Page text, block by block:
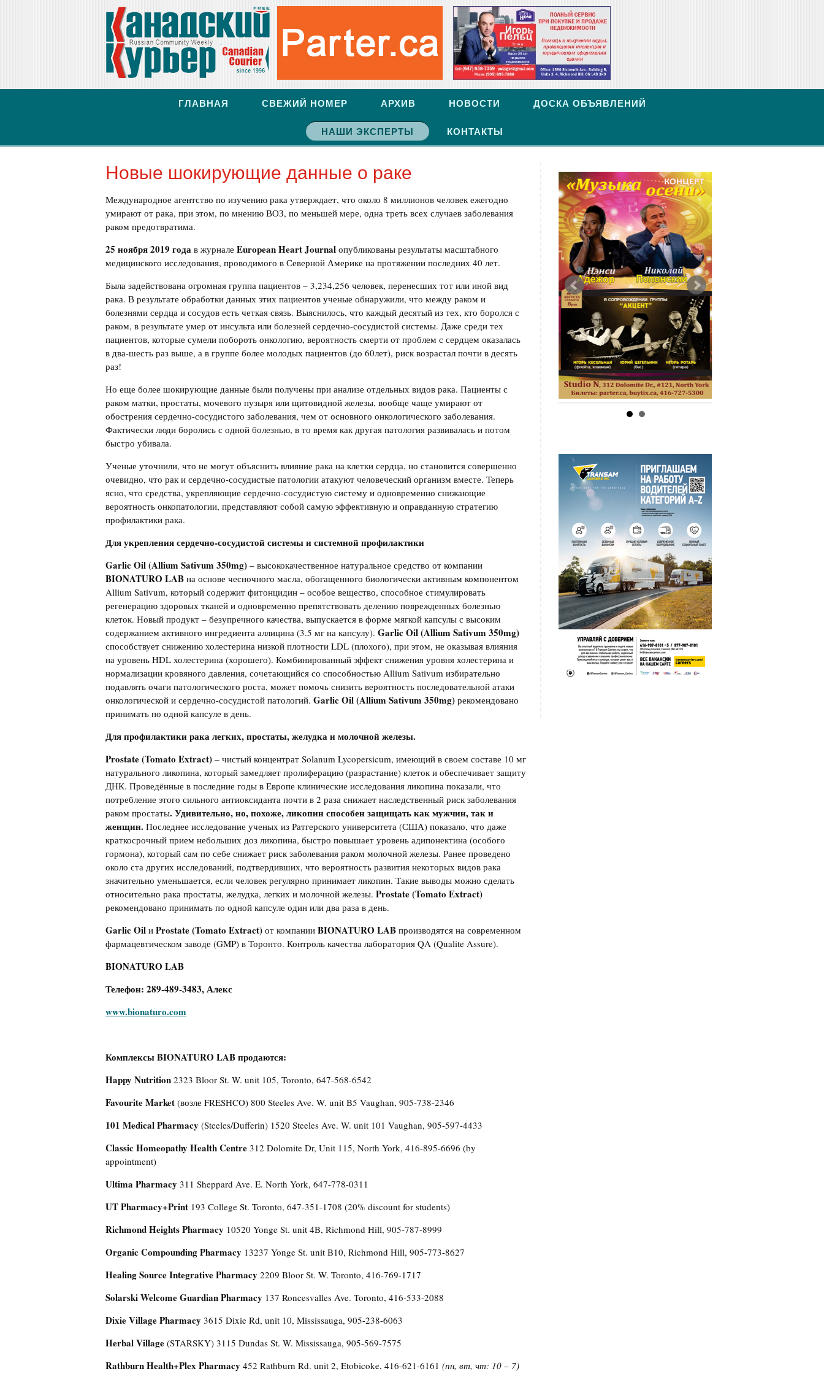
ГЛАВНАЯ СВЕЖИЙ НОМЕР АРХИВ НОВОСТИ ДОСКА ОБЪЯВЛЕНИЙ
НАШИ ЭКСПЕРТЫ КОНТАКТЫ
Новые шокирующие данные о раке
Международное агентство по изучению рака утверждает, что около 8 миллионов человек ежегодно
умирают от рака, при этом, по мнению ВОЗ, по меньшей мере, одна треть всех случаев заболевания
раком предотвратима.
25 ноября 2019 года в журнале European Heart Journal опубликованы результаты масштабного
медицинского исследования, проводимого в Северной Америке на протяжении последних 40 лет.
Была задействована огромная группа пациентов – 3,234,256 человек, перенесших тот или иной вид
рака. В результате обработки данных этих пациентов ученые обнаружили, что между раком и
болезнями сердца и сосудов есть четкая связь. Выяснилось, что каждый десятый из тех, кто боролся с
раком, в результате умер от инсульта или болезней сердечно-сосудистой системы. Даже среди тех
пациентов, которые сумели побороть онкологию, вероятность смерти от проблем с сердцем оказалась
в два-шесть раз выше, а в группе более молодых пациентов (до 60лет), риск возрастал почти в десять
раз!
Но еще более шокирующие данные были получены при анализе отдельных видов рака. Пациенты с
раком матки, простаты, мочевого пузыря или щитовидной железы, вообще чаще умирают от
обострения сердечно-сосудистого заболевания, чем от основного онкологического заболевания.
Фактически люди боролись с одной болезнью, в то время как другая патология развивалась и потом
быстро убивала.
Ученые уточнили, что не могут объяснить влияние рака на клетки сердца, но становится совершенно
очевидно, что рак и сердечно-сосудистые патологии атакуют человеческий организм вместе. Теперь
ясно, что средства, укрепляющие сердечно-сосудистую систему и одновременно снижающие
вероятность онкопатологии, представляют собой самую эффективную и оправданную стратегию
профилактики рака.
Для укрепления сердечно-сосудистой системы и системной профилактики
Garlic Oil (Allium Sativum 350mg) – высококачественное натуральное средство от компании
BIONATURO LAB на основе чесночного масла, обогащенного биологически активным компонентом
Allium Sativum, который содержит фитонцидин – особое вещество, способное стимулировать
регенерацию здоровых тканей и одновременно препятствовать делению поврежденных болезнью
клеток. Новый продукт – безупречного качества, выпускается в форме мягкой капсулы с высоким
содержанием активного ингредиента аллицина (3.5 мг на капсулу). Garlic Oil (Allium Sativum 350mg)
способствует снижению холестерина низкой плотности LDL (плохого), при этом, не оказывая влияния
на уровень HDL холестерина (хорошего). Комбинированный эффект снижения уровня холестерина и
нормализации кровяного давления, сочетающийся со способностью Allium Sativum избирательно
подавлять очаги патологического роста, может помочь снизить вероятность последовательной атаки
онкологической и сердечно-сосудистой патологий. Garlic Oil (Allium Sativum 350mg) рекомендовано
принимать по одной капсуле в день.
Для профилактики рака легких, простаты, желудка и молочной железы.
Prostate (Tomato Extract) – чистый концентрат Solanum Lycopersicum, имеющий в своем составе 10 мг
натурального ликопина, который замедляет пролиферацию (разрастание) клеток и обеспечивает защиту
ДНК. Проведённые в последние годы в Европе клинические исследования ликопина показали, что
потребление этого сильного антиоксиданта почти в 2 раза снижает наследственный риск заболевания
раком простаты. Удивительно, но,похоже,ликопин способен защищать как мужчин, так и
женщин. Последнее исследование ученых из Ратгерского университета (США) показало, что даже
краткосрочный прием небольших доз ликопина, быстро повышает уровень адипонектина (особого
гормона), который сам по себе снижает риск заболевания раком молочной железы. Ранее проведено
около ста других исследований, подтвердивших, что вероятность развития некоторых видов рака
значительно уменьшается, если человек регулярно принимает ликопин. Такие выводы можно сделать
относительно рака простаты, желудка, легких и молочной железы. Prostate (Tomato Extract)
рекомендовано принимать по одной капсуле один или два раза в день.
Garlic Oil и Prostate (Tomato Extract) от компании BIONATURO LAB производятся на современном
фармацевтическом заводе (GMP) в Торонто. Контроль качества лаборатория QA (Qualite Assure).
BIONATURO LAB
Телефон: 289-489-3483, Алекс
www.bionaturo.com
Комплексы BIONATURO LAB продаются:
Happy Nutrition 2323 Bloor St. W. unit 105, Toronto, 647-568-6542
Favourite Market (возле FRESHCO) 800 Steeles Ave. W. unit B5 Vaughan, 905-738-2346
101 Medical Pharmacy (Steeles/Dufferin) 1520 Steeles Ave. W. unit 101 Vaughan, 905-597-4433
Classic Homeopathy Health Centre 312 Dolomite Dr, Unit 115, North York, 416-895-6696 (by
appointment)
Ultima Pharmacy 311 Sheppard Ave. E. North York, 647-778-0311
UT Pharmacy+Print 193 College St. Toronto, 647-351-1708 (20% discount for students)
Richmond Heights Pharmacy 10520 Yonge St. unit 4B, Richmond Hill, 905-787-8999
Organic Compounding Pharmacy 13237 Yonge St. unit B10, Richmond Hill, 905-773-8627
Healing Source Integrative Pharmacy 2209 Bloor St. W. Toronto, 416-769-1717
Solarski Welcome Guardian Pharmacy 137 Roncesvalles Ave. Toronto, 416-533-2088
Dixie Village Pharmacy 3615 Dixie Rd, unit 10, Mississauga, 905-238-6063
Herbal Village (STARSKY) 3115 Dundas St. W. Mississauga, 905-569-7575
Rathburn Health+Plex Pharmacy 452 Rathburn Rd. unit 2, Etobicoke, 416-621-6161 (пн, вт, чт: 10 – 7)